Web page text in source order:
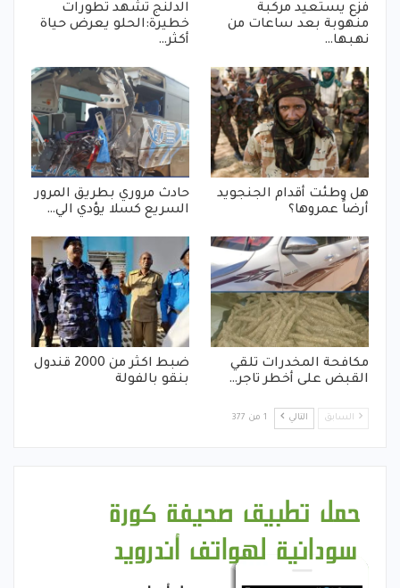
فزع يستعيد مركبة
منهوبة بعد ساعات من
نهبها…
الدلنج تشهد تطورات
خطيرة:الحلو يعرض حياة
أكثر…
هل وطئت أقدام الجنجويد
أرضاً عمروها؟
حادث مروري بطريق المرور
السريع كسلا يؤدي الي…
مكافحة المخدرات تلقي
القبض على أخطر تاجر…
ضبط اكثر من 2000 قندول
بنقو بالفولة
السابق التالي 1 من 377